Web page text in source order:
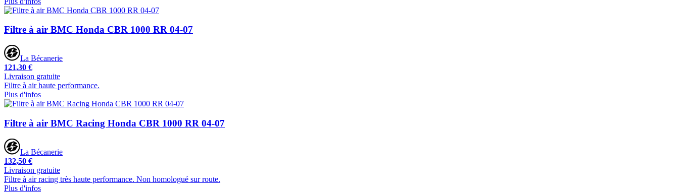
Filtre à air BMC Honda CBR 1000 RR 04-07
La Bécanerie
121,30 €
Livraison gratuite
Filtre à air haute performance.
Plus d'infos
Filtre à air BMC Racing Honda CBR 1000 RR 04-07
La Bécanerie
132,50 €
Livraison gratuite
Filtre à air racing très haute performance. Non homologué sur route.
Plus d'infos